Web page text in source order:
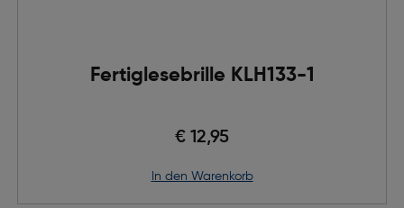
Fertiglesebrille KLH133-1
€ 12,95
in den Warenkorb